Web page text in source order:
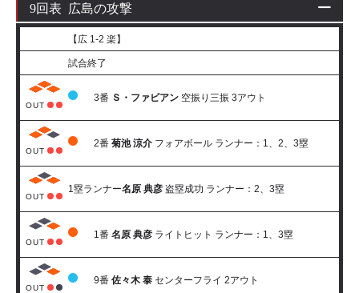
9回表 広島の攻撃
【広 1-2 楽】
試合終了
OUT
3番 Ｓ・ファビアン 空振り三振 3アウト
OUT
2番 菊池 涼介 フォアボール ランナー：1、2、3塁
OUT
1塁ランナー名原 典彦 盗塁成功 ランナー：2、3塁
OUT
1番 名原 典彦 ライトヒット ランナー：1、3塁
OUT
9番 佐々木 泰 センターフライ 2アウト